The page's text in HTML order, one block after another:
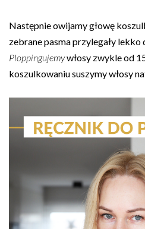
Następnie owijamy głowę
zebrane pasma przylegały
Ploppingujemywłosy zwykle od
koszulkowaniu suszymy włosy